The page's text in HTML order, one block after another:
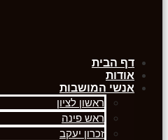
דף הבית
אודות
אנשי המושבות
ראשון לציון
ראש פינה
זכרון יעקב